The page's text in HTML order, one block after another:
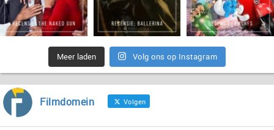
Meer laden Volg ons op Instagram
Filmdomein Volgen